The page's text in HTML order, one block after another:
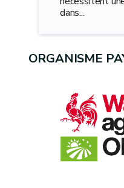
dans...
ORGANISME